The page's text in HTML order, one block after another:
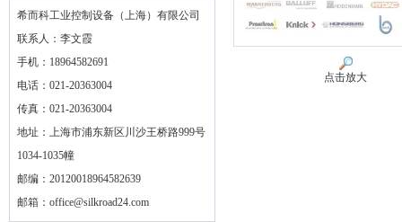
希而科工业控制设备（上海）有限公司
联系人：李文霞
手机：18964582691
电话：021-20363004
传真：021-20363004
地址：上海市浦东新区川沙王桥路999号
1034-1035幢
邮编：20120018964582639
邮箱： office@silkroad24.com
点击放大